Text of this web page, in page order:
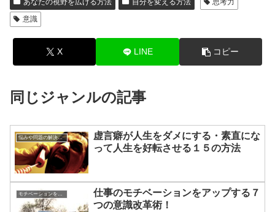
あなたの視野を広げる方法 自分を変える方法
思考力
意識
X LINE コピー
同じジャンルの記事
悩みや問題の解決方法
虚言癖が人生をダメにする・素直にな
って人生を好転させる１５の方法
モチベーションを上げる方法
仕事のモチベーションをアップする７
つの意識改革術！